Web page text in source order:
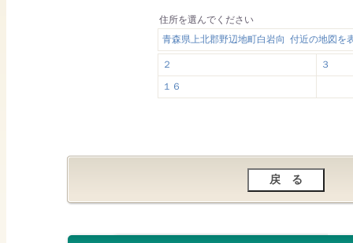
住所を選んでください
青森県上北郡野辺地町白岩向 付近の地図を
２
３
１６